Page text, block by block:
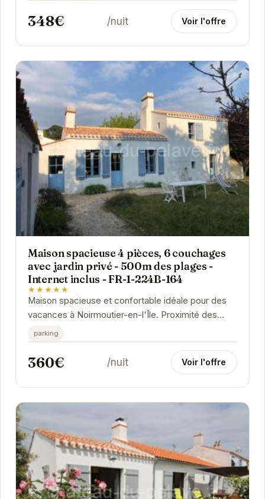
348€ /nuit Voir l'offre
Maison spacieuse 4 pièces, 6 couchages
avec jardin privé - 500m des plages -
Internet inclus - FR-1-224B-164
★★★★★
Maison spacieuse et confortable idéale pour des
vacances à Noirmoutier-en-l'Île. Proximité des
plages, jardin privé et internet inclus.
parking
360€ /nuit Voir l'offre